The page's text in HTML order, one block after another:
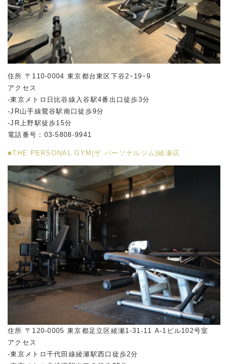
住所 〒110-0004 東京都台東区下谷2ｰ19ｰ9
アクセス
-東京メトロ日比谷線入谷駅4番出口徒歩3分
-JR山手線鶯谷駅南口徒歩9分
-JR上野駅徒歩15分
電話番号：03-5808-9941
■THE PERSONAL GYM(ザ パーソナルジム)綾瀬店
住所 〒120-0005 東京都足立区綾瀬1-31-11 A-1ビル102号室
アクセス
-東京メトロ千代田線綾瀬駅西口徒歩2分